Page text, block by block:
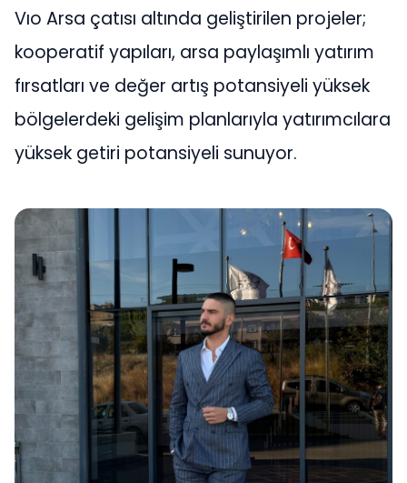
Vıo Arsa çatısı altında geliştirilen projeler;
kooperatif yapıları, arsa paylaşımlı yatırım
fırsatları ve değer artış potansiyeli yüksek
bölgelerdeki gelişim planlarıyla yatırımcılara
yüksek getiri potansiyeli sunuyor.